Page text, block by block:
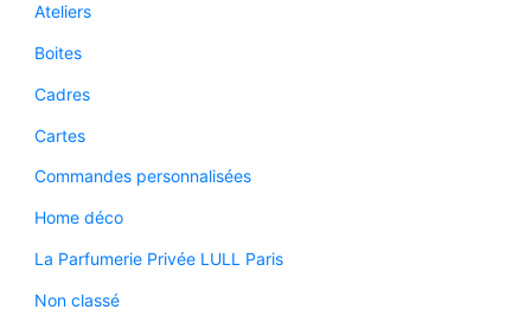
Ateliers
Boites
Cadres
Cartes
Commandes personnalisées
Home déco
La Parfumerie Privée LULL Paris
Non classé